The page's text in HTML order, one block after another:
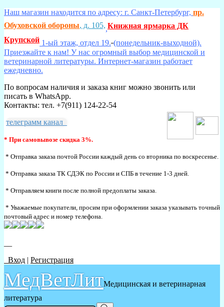
Наш магазин находится по адресу: г. Санкт-Петербург, пр.
Обуховской обороны, д. 105,,Книжная ярмарка ДК
Крупской 1-ый этаж, отдел 19. (понедельник-выходной).
Приезжайте к нам! У нас огромный выбор медицинской и
ветеринарной литературы. Интернет-магазин работает
ежедневно.
По вопросам наличия и заказа книг можно звонить или
писать в WhatsApp.
Контакты: тел. +7(911) 124-22-54
телеграмм канал
* При самовывозе скидка 3%.
* Отправка заказа почтой России каждый день со вторника по воскресенье.
* Отправка заказа ТК СДЭК по России и СПБ в течение 1-3 дней.
* Отправляем книги после полной предоплаты заказа.
* Уважаемые покупатели, просим при оформлении заказа указывать точный
почтовый адрес и номер телефона.
Вход | Регистрация
МедВетЛитМедицинская и ветеринарная
литература